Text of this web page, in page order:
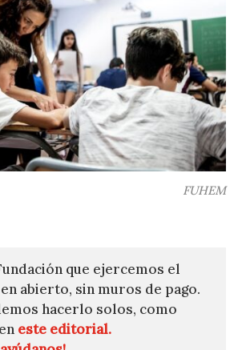
FUHEM
que ejercemos el
abierto, sin muros de pago.
hacerlo solos, como
este editorial.